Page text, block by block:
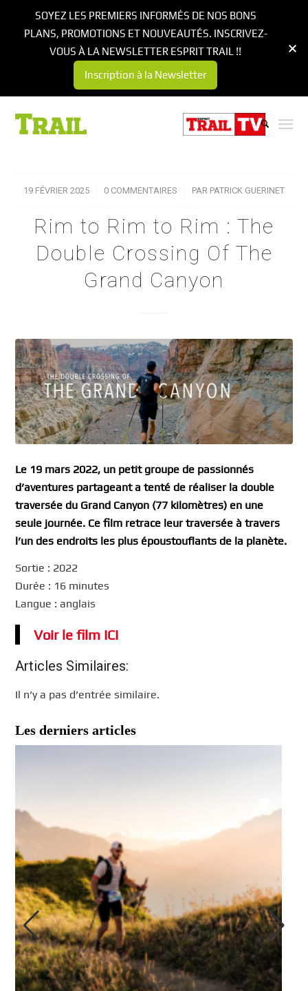
19 FÉVRIER 2025
/ 0 COMMENTAIRES
/ PAR PATRICK GUERINET
Rim to Rim to Rim : The
Double Crossing Of The
Grand Canyon
Le 19 mars 2022, un petit groupe de passionnés
d’aventures partageant a tenté de réaliser la double
traversée du Grand Canyon (77 kilomètres) en une
seule journée. Ce film retrace leur traversée à travers
l’un des endroits les plus époustouflants de la planète.
Sortie : 2022
Durée : 16 minutes
Langue : anglais
Voir le film ICI
Articles Similaires:
Il n’y a pas d’entrée similaire.
Les derniers articles
SOYEZ LES PREMIERS INFORMÉS DE NOS BONS
PLANS, PROMOTIONS ET NOUVEAUTÉS. INSCRIVEZ-
VOUS À LA NEWSLETTER ESPRIT TRAIL !!
Inscription à la Newsletter